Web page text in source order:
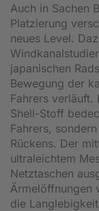
Auch in Sachen
Platzierung
neues Level.
japanischen
Bewegung der
Fahrers
Shell-Stoff
Fahrers,
Rückens. Der
ultraleichtem
Netztaschen
Ärmelöffnungen
die